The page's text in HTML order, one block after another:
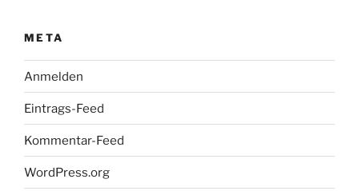
META
Anmelden
Eintrags-Feed
Kommentar-Feed
WordPress.org